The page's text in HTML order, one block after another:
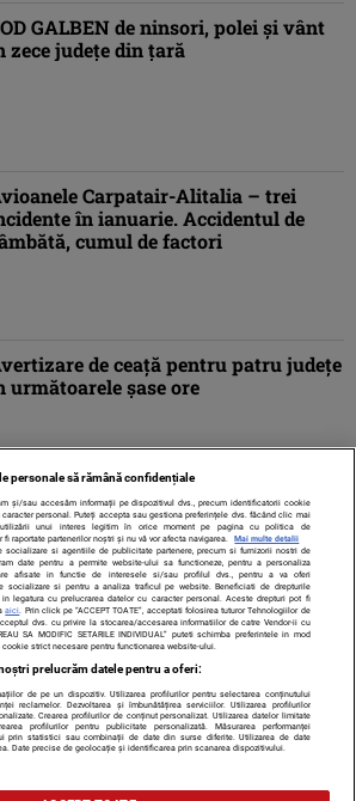
GALBEN de ninsori, polei şi vânt
zece judeţe din ţară
Carpatair-Alitalia – trei
în ianuarie. Accidentul de
cumul de factori
de ceaţă pentru patru judeţe
următoarele şase ore
noi Termeni și condiții
a 250 de semne. Nici o instituţie sau persoană
personale să rămână confidențiale
și/sau accesăm informații pe dispozitivul dvs., precum identificatorii cookie
personal. Puteți accepta sau gestiona preferințele dvs. făcând clic mai
unui interes legitim în orice moment pe pagina cu politica de
raportate partenerilor noștri și nu vă vor afecta navigarea.
Mai multe detalii
socializare si agentiile de publicitate partenere, precum si furnizorii nostri de
date pentru a permite website-ului sa functioneze, pentru a personaliza
afisate in functie de interesele si/sau profilul dvs., pentru a va oferi
socializare si pentru a analiza traficul pe website. Beneficiati de drepturile
in legatura cu prelucrarea datelor cu caracter personal. Aceste drepturi pot fi
aici . Prin click pe “ACCEPT TOATE”, acceptati folosirea tuturor Tehnologiilor de
dvs. cu privire la stocarea/accesarea informatiilor de catre Vendor-ii cu
SA MODIFIC SETARILE INDIVIDUAL” puteti schimba preferintele in mod
strict necesare pentru functionarea website-ului.
prelucrăm datele pentru a oferi:
de pe un dispozitiv. Utilizarea profilurilor pentru selectarea conținutului
reclamelor. Dezvoltarea și îmbunătățirea serviciilor. Utilizarea profilurilor
Crearea profilurilor de conținut personalizat. Utilizarea datelor limitate
profilurilor pentru publicitate personalizată. Măsurarea performanței
prin statistici sau combinații de date din surse diferite. Utilizarea de date
Date precise de geolocație și identificarea prin scanarea dispozitivului.